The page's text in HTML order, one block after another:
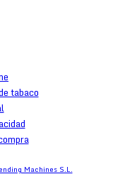
tabaco
Machines S.L.